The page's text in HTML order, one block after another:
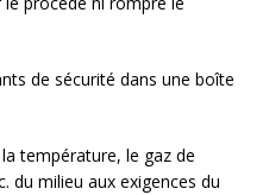
de sécurité dans une boîte
température, le gaz de
du milieu aux exigences du